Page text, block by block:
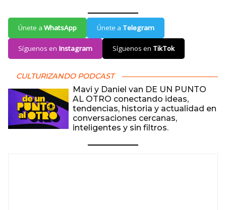
Únete a WhatsApp Únete a Telegram
Síguenos en Instagram Síguenos en TikTok
CULTURIZANDO PODCAST
Mavi y Daniel van DE UN PUNTO
AL OTRO conectando ideas,
tendencias, historia y actualidad en
conversaciones cercanas,
inteligentes y sin filtros.